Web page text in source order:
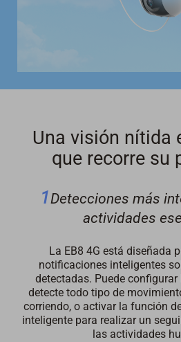
Una visión nítida
que recorre su
1Detecciones más
actividades
La EB8 4G está diseñada
notificaciones inteligentes
detectadas. Puede
detecte todo tipo de
corriendo, o activar la función
inteligente para realizar un
las actividades